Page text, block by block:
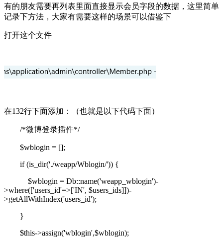
有的朋友需要再列表里面直接显示会员字段的数据，这里简单
记录下方法，大家有需要这样的场景可以借鉴下
打开这个文件
在132行下面添加：（也就是以下代码下面）
/*微博登录插件*/
$wblogin = [];
if (is_dir('./weapp/Wblogin/')) {
$wblogin = Db::name('weapp_wblogin')-
>where(['users_id'=>['IN', $users_ids]])-
>getAllWithIndex('users_id');
}
$this->assign('wblogin',$wblogin);